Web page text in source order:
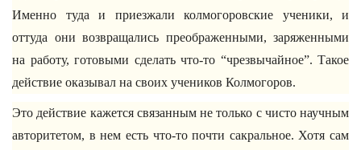
Именно туда и приезжали колмогоровские ученики, и
оттуда они возвращались преображенными, заряженными
на работу, готовыми сделать что-то “чрезвычайное”. Такое
действие оказывал на своих учеников Колмогоров.
Это действие кажется связанным не только с чисто научным
авторитетом, в нем есть что-то почти сакральное. Хотя сам